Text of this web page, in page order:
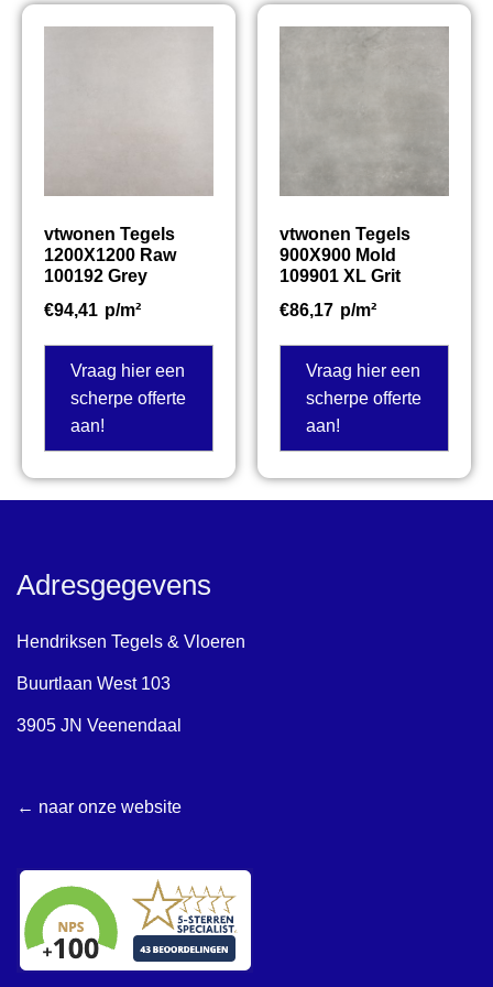
vtwonen Tegels
1200X1200 Raw
100192 Grey
€94,41 p/m²
Vraag hier een
scherpe offerte
aan!
vtwonen Tegels
900X900 Mold
109901 XL Grit
€86,17 p/m²
Vraag hier een
scherpe offerte
aan!
Adresgegevens
Hendriksen Tegels & Vloeren
Buurtlaan West 103
3905 JN Veenendaal
← naar onze website